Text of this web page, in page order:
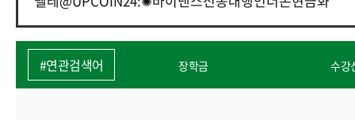
#연관검색어 장학금 수강